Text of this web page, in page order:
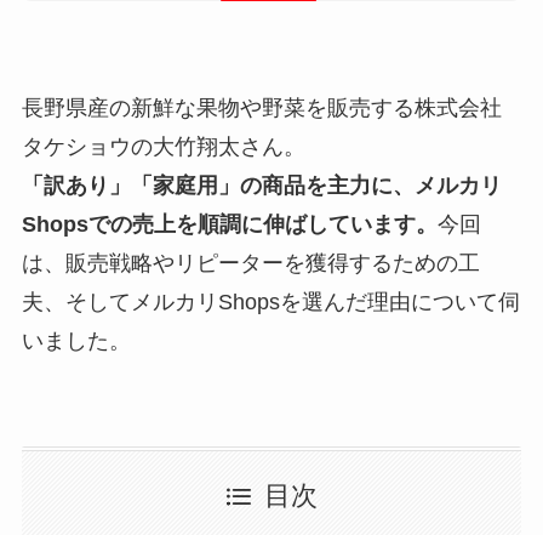
長野県産の新鮮な果物や野菜を販売する株式会社
タケショウの大竹翔太さん。
「訳あり」「家庭用」の商品を主力に、メルカリ
Shopsでの売上を順調に伸ばしています。 今回
は、販売戦略やリピーターを獲得するための工
夫、そしてメルカリShopsを選んだ理由について伺
いました。
目次